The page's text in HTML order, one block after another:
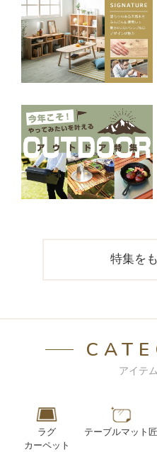
特集を
アイテ
ラグ
カーペット
テーブルマット匠